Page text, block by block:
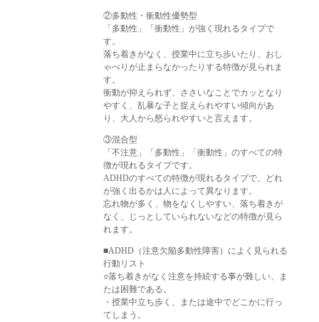
②多動性・衝動性優勢型
「多動性」「衝動性」が強く現れるタイプで
す。
落ち着きがなく、授業中に立ち歩いたり、おし
ゃべりが止まらなかったりする特徴が見られま
す。
衝動が抑えられず、ささいなことでカッとなり
やすく、乱暴な子と捉えられやすい傾向があ
り、大人から怒られやすいと言えます。
③混合型
「不注意」「多動性」「衝動性」のすべての特
徴が現れるタイプです。
ADHDのすべての特徴が現れるタイプで、どれ
が強く出るかは人によって異なります。
忘れ物が多く、物をなくしやすい、落ち着きが
なく、じっとしていられないなどの特徴が見ら
れます。
■ADHD（注意欠陥多動性障害）によく見られる
行動リスト
○落ち着きがなく注意を持続する事が難しい、ま
たは困難である。
・授業中立ち歩く、または途中でどこかに行っ
てしまう。